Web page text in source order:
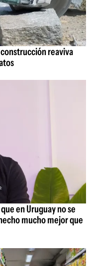
reaviva
en Uruguay no se
mucho mejor que